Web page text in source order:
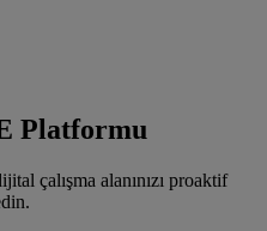
Platformu
çalışma alanınızı proaktif